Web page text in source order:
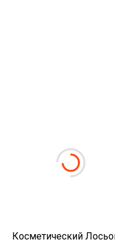
Косметический